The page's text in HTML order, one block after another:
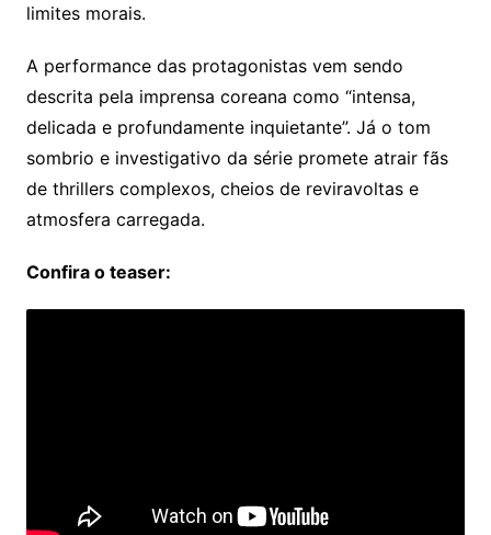
limites morais.
A performance das protagonistas vem sendo
descrita pela imprensa coreana como “intensa,
delicada e profundamente inquietante”. Já o tom
sombrio e investigativo da série promete atrair fãs
de thrillers complexos, cheios de reviravoltas e
atmosfera carregada.
Confira o teaser: